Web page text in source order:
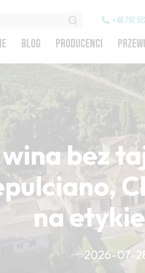
+48 792
BLOG PRODUCENCI
bez
na
2026-07-
CZYTAJ WIĘCEJ
CZYTAJ WIĘCEJ